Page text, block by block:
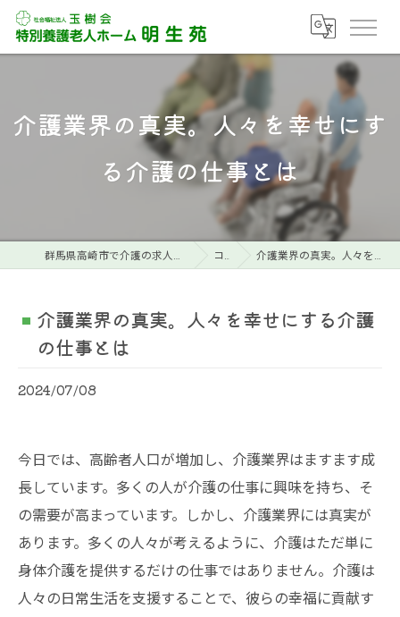
介護業界の真実。人々を幸せにす
る介護の仕事とは
群馬県高崎市で介護の求人なら特別養護老人ホーム明生苑 コラム 介護業界の真実。人々を幸せにする介護の仕事とは
介護業界の真実。人々を幸せにする介護
の仕事とは
2024/07/08
今日では、高齢者人口が増加し、介護業界はますます成
長しています。多くの人が介護の仕事に興味を持ち、そ
の需要が高まっています。しかし、介護業界には真実が
あります。多くの人々が考えるように、介護はただ単に
身体介護を提供するだけの仕事ではありません。介護は
人々の日常生活を支援することで、彼らの幸福に貢献す